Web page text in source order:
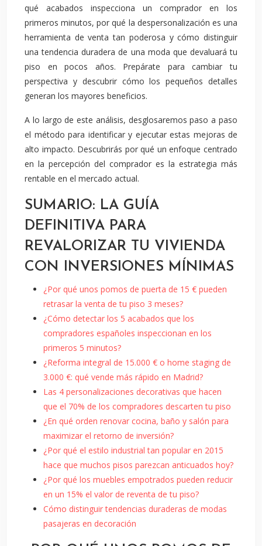
qué acabados inspecciona un comprador en los
primeros minutos, por qué la despersonalización es una
herramienta de venta tan poderosa y cómo distinguir
una tendencia duradera de una moda que devaluará tu
piso en pocos años. Prepárate para cambiar tu
perspectiva y descubrir cómo los pequeños detalles
generan los mayores beneficios.
A lo largo de este análisis, desglosaremos paso a paso
el método para identificar y ejecutar estas mejoras de
alto impacto. Descubrirás por qué un enfoque centrado
en la percepción del comprador es la estrategia más
rentable en el mercado actual.
SUMARIO: LA GUÍA
DEFINITIVA PARA
REVALORIZAR TU VIVIENDA
CON INVERSIONES MÍNIMAS
¿Por qué unos pomos de puerta de 15 € pueden
retrasar la venta de tu piso 3 meses?
¿Cómo detectar los 5 acabados que los
compradores españoles inspeccionan en los
primeros 5 minutos?
¿Reforma integral de 15.000 € o home staging de
3.000 €: qué vende más rápido en Madrid?
Las 4 personalizaciones decorativas que hacen
que el 70% de los compradores descarten tu piso
¿En qué orden renovar cocina, baño y salón para
maximizar el retorno de inversión?
¿Por qué el estilo industrial tan popular en 2015
hace que muchos pisos parezcan anticuados hoy?
¿Por qué los muebles empotrados pueden reducir
en un 15% el valor de reventa de tu piso?
Cómo distinguir tendencias duraderas de modas
pasajeras en decoración